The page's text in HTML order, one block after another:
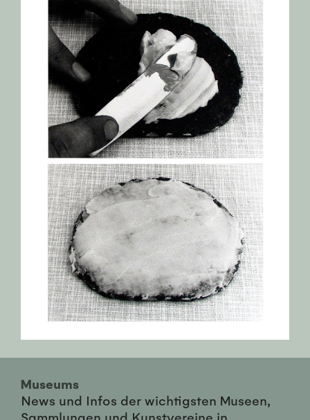
Museums
News und Infos der wichtigsten Museen,
Sammlungen und Kunstvereine in